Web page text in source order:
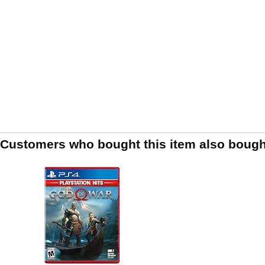
Customers who bought this item also